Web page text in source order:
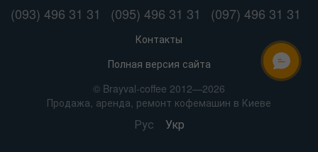
(093) 496 31 31 (095) 496 31 31 (097) 496 31 31
Контакты
Полная версия сайта
© Brayval-coffee 2012—2026
Продажа, аренда, ремонт кофемашин в Киеве
Рус Укр
ОНЛАЙН ЧАТ